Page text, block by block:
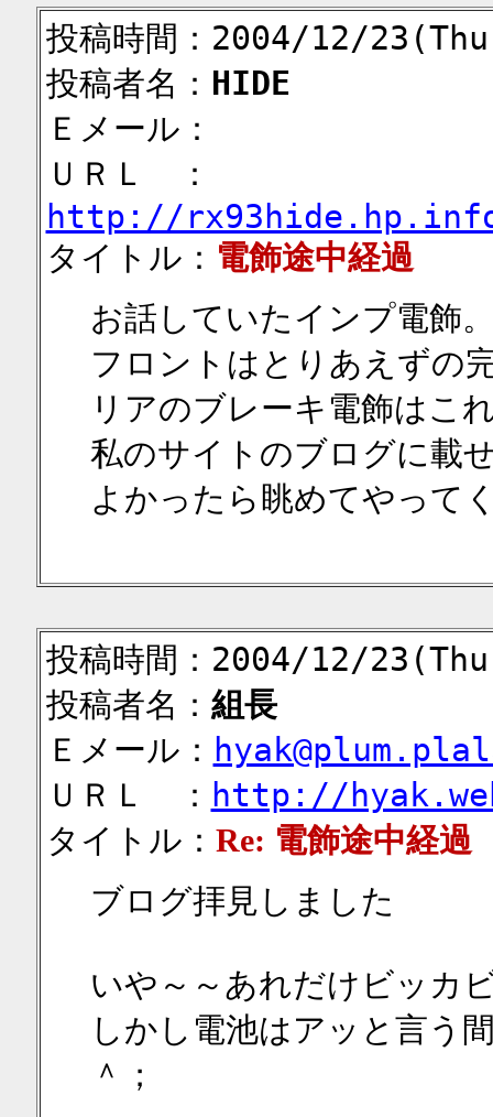
投稿時間：2004/12/
投稿者名： HIDE
Ｅメール：
ＵＲＬ ：
http://
タイトル： 電飾途中経過
お話していたインプ電飾
フロントはとりあえずの
リアのブレーキ電飾はこ
私のサイトのブログに載
よかったら眺めてやって
投稿時間：2004/12/
投稿者名： 組長
Ｅメール：
ＵＲＬ ： http://
タイトル： Re: 電飾途中経過
ブログ拝見しました
いや～～あれだけビッカ
しかし電池はアッと言う
＾；